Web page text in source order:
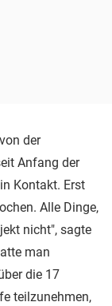
der
Anfang der
Kontakt. Erst
Alle Dinge,
nicht", sagte
man
die 17
teilzunehmen,